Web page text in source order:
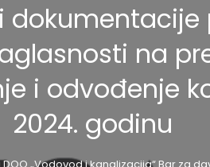
na
i odvođenje
2024. godinu